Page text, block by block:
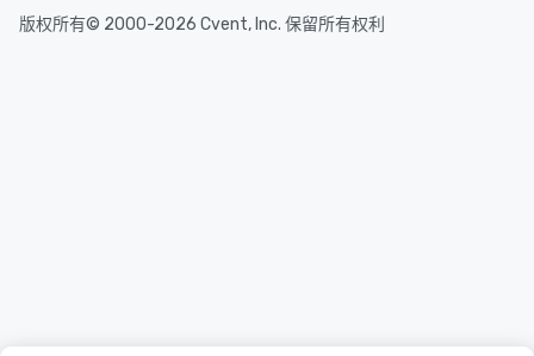
版权所有© 2000-2026 Cvent, Inc. 保留所有权利